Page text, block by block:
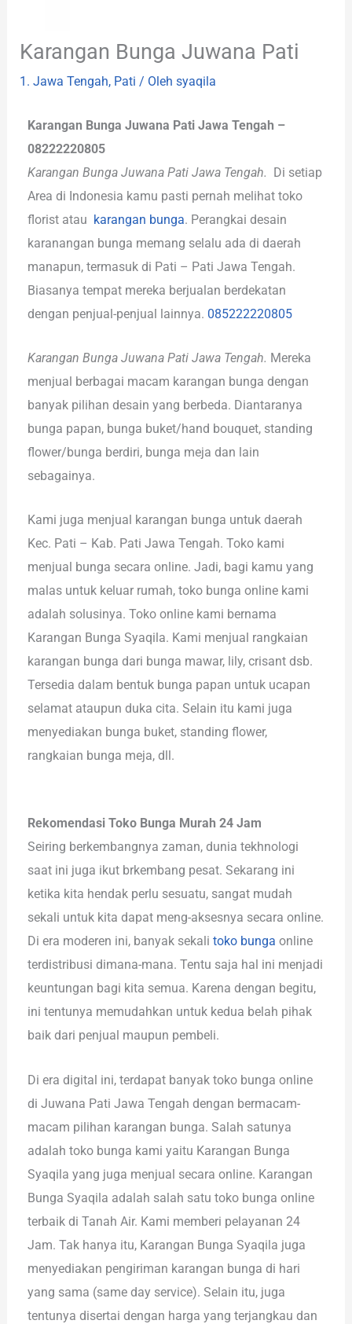
Karangan Bunga Juwana Pati
1. Jawa Tengah, Pati / Olehsyaqila
Karangan Bunga Juwana Pati Jawa Tengah –
08222220805
Karangan Bunga Juwana Pati Jawa Tengah. Di setiap
Area di Indonesia kamu pasti pernah melihat toko
florist atau karangan bunga. Perangkai desain
karanangan bunga memang selalu ada di daerah
manapun, termasuk di Pati – Pati Jawa Tengah.
Biasanya tempat mereka berjualan berdekatan
dengan penjual-penjual lainnya. 085222220805
Karangan Bunga Juwana Pati Jawa Tengah. Mereka
menjual berbagai macam karangan bunga dengan
banyak pilihan desain yang berbeda. Diantaranya
bunga papan, bunga buket/hand bouquet, standing
flower/bunga berdiri, bunga meja dan lain
sebagainya.
Kami juga menjual karangan bunga untuk daerah
Kec. Pati – Kab. Pati Jawa Tengah. Toko kami
menjual bunga secara online. Jadi, bagi kamu yang
malas untuk keluar rumah, toko bunga online kami
adalah solusinya. Toko online kami bernama
Karangan Bunga Syaqila. Kami menjual rangkaian
karangan bunga dari bunga mawar, lily, crisant dsb.
Tersedia dalam bentuk bunga papan untuk ucapan
selamat ataupun duka cita. Selain itu kami juga
menyediakan bunga buket, standing flower,
rangkaian bunga meja, dll.
Rekomendasi Toko Bunga Murah 24 Jam
Seiring berkembangnya zaman, dunia tekhnologi
saat ini juga ikut brkembang pesat. Sekarang ini
ketika kita hendak perlu sesuatu, sangat mudah
sekali untuk kita dapat meng-aksesnya secara online.
Di era moderen ini, banyak sekali toko bunga online
terdistribusi dimana-mana. Tentu saja hal ini menjadi
keuntungan bagi kita semua. Karena dengan begitu,
ini tentunya memudahkan untuk kedua belah pihak
baik dari penjual maupun pembeli.
Di era digital ini, terdapat banyak toko bunga online
di Juwana Pati Jawa Tengah dengan bermacam-
macam pilihan karangan bunga. Salah satunya
adalah toko bunga kami yaitu Karangan Bunga
Syaqila yang juga menjual secara online. Karangan
Bunga Syaqila adalah salah satu toko bunga online
terbaik di Tanah Air. Kami memberi pelayanan 24
Jam. Tak hanya itu, Karangan Bunga Syaqila juga
menyediakan pengiriman karangan bunga di hari
yang sama (same day service). Selain itu, juga
tentunya disertai dengan harga yang terjangkau dan